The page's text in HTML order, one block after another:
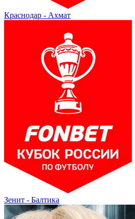
Краснодар - Ахмат
Зенит - Балтика